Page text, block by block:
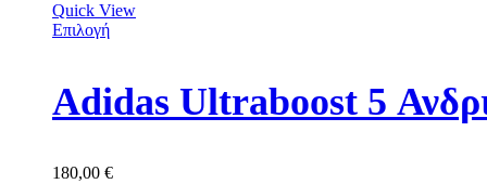
Quick View
Επιλογή
Adidas Ultraboost 5
180,00 €